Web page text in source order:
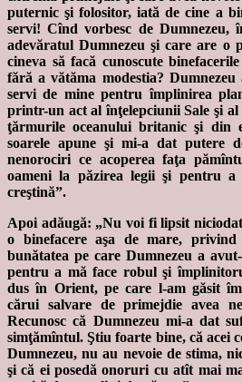
puternic şi folositor, iată de cine a
servi! Cînd vorbesc de Dumnezeu,
adevăratul Dumnezeu şi care are o
cineva să facă cunoscute
fără a vătăma modestia?
servi de mine pentru împlinirea
printr-un act al înţelepciunii Sale şi
ţărmurile oceanului britanic şi din
soarele apune şi mi-a dat putere
nenorociri ce acoperea faţa
oameni la păzirea legii şi pentru a
creştină”.
Apoi adăugă: „Nu voi fi lipsit
o binefacere aşa de mare, privind
bunătatea pe care Dumnezeu a
pentru a mă face robul şi
dus în Orient, pe care l-am găsit
cărui salvare de primejdie avea
Recunosc că Dumnezeu mi-a dat
simţămîntul. Ştiu foarte bine, că acei
Dumnezeu, nu au nevoie de stima,
şi că ei posedă onoruri cu atît mai